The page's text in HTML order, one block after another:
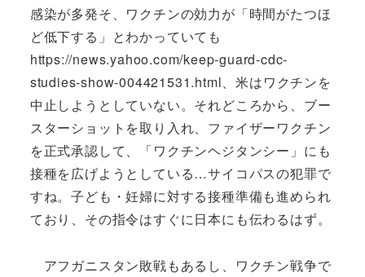
感染が多発そ、ワクチンの効力が「時間がたつほ
ど低下する」とわかっていても
https://news.yahoo.com/keep-guard-cdc-
studies-show-004421531.html、米はワクチンを
中止しようとしていない。それどころから、ブー
スターショットを取り入れ、ファイザーワクチン
を正式承認して、「ワクチンヘジタンシー」にも
接種を広げようとしている…サイコパスの犯罪で
すね。子ども・妊婦に対する接種準備も進められ
ており、その指令はすぐに日本にも伝わるはず。
アフガニスタン敗戦もあるし、ワクチン戦争で